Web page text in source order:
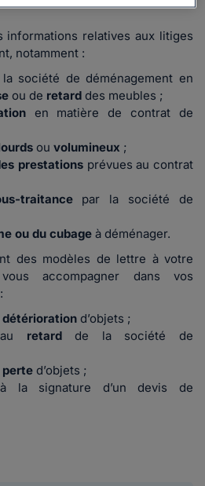
informations relatives aux litiges
notamment :
société de déménagement en
ou de retard des meubles ;
en matière de contrat de
ou volumineux ;
prestations prévues au contrat
traitance par la société de
ou du cubage à déménager.
des modèles de lettre à votre
accompagner dans vos
détérioration d’objets ;
retard de la société de
perte d’objets ;
la signature d’un devis de